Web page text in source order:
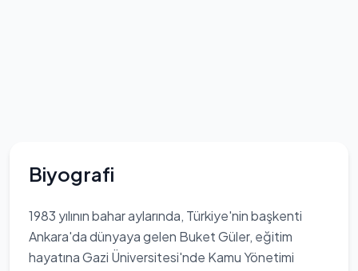
Biyografi
1983 yılının bahar aylarında, Türkiye'nin başkenti
Ankara'da dünyaya gelen Buket Güler, eğitim
hayatına Gazi Üniversitesi'nde Kamu Yönetimi